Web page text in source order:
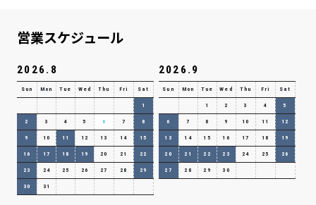
営業スケジュール
2026.8
Sun Mon Tue Wed Thu Fri Sat
1
2 3 4 5 6 7 8
9 10 11 12 13 14 15
16 17 18 19 20 21 22
23 24 25 26 27 28 29
30 31
2026.9
Sun Mon Tue Wed Thu Fri Sat
1 2 3 4 5
6 7 8 9 10 11 12
13 14 15 16 17 18 19
20 21 22 23 24 25 26
27 28 29 30